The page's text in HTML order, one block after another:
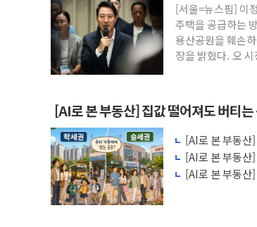
[서울=뉴스핌] 이
주택을 공급하는
용산공원을 훼손
장을 밝혔다. 오
[AI로 본 부동산] 집값 떨어져도 버티
[AI로 본 부동산
비용 따져보니
[AI로 본 부동
비스의 속사정
[AI로 본 부동